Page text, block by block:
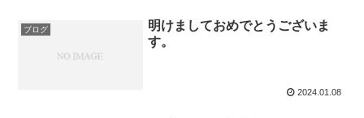
ブログ
明けましておめでとうございま
す。
2024.01.08